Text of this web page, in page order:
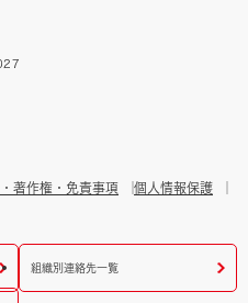
著作権・免責事項
個人情報保護
組織別連絡先一覧